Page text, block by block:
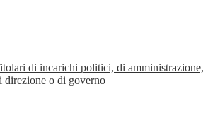
di incarichi politici, di amministrazione,
direzione o di governo